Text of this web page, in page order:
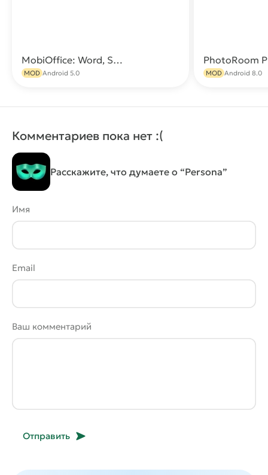
MobiOffice: Word, Sheets, PDF (Премиум версия)
MOD Android 5.0
PhotoRoom
MOD Android 8.0
Комментариев пока нет :(
Расскажите, что думаете о “Persona”
Имя
Email
Ваш комментарий
Отправить